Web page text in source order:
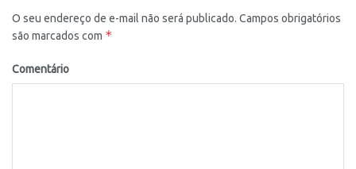
O seu endereço de e-mail não será publicado. Campos obrigatórios
são marcados com *
Comentário